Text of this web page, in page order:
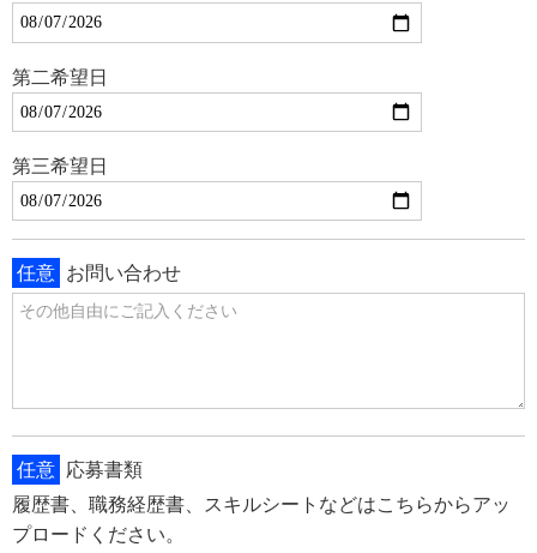
第二希望日
第三希望日
お問い合わせ
任意
応募書類
任意
履歴書、職務経歴書、スキルシートなどはこちらからアッ
プロードください。